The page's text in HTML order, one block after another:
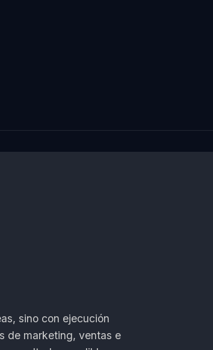
sino con ejecución
de marketing, ventas e